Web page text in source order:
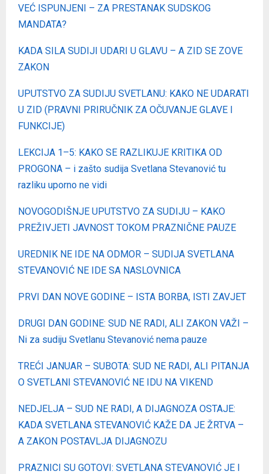
VEĆ ISPUNJENI – ZA PRESTANAK SUDSKOG
MANDATA?
KADA SILA SUDIJI UDARI U GLAVU – A ZID SE ZOVE
ZAKON
UPUTSTVO ZA SUDIJU SVETLANU: KAKO NE UDARATI
U ZID (PRAVNI PRIRUČNIK ZA OČUVANJE GLAVE I
FUNKCIJE)
LEKCIJA 1–5: KAKO SE RAZLIKUJE KRITIKA OD
PROGONA – i zašto sudija Svetlana Stevanović tu
razliku uporno ne vidi
NOVOGODIŠNJE UPUTSTVO ZA SUDIJU – KAKO
PREŽIVJETI JAVNOST TOKOM PRAZNIČNE PAUZE
UREDNIK NE IDE NA ODMOR – SUDIJA SVETLANA
STEVANOVIĆ NE IDE SA NASLOVNICA
PRVI DAN NOVE GODINE – ISTA BORBA, ISTI ZAVJET
DRUGI DAN GODINE: SUD NE RADI, ALI ZAKON VAŽI –
Ni za sudiju Svetlanu Stevanović nema pauze
TREĆI JANUAR – SUBOTA: SUD NE RADI, ALI PITANJA
O SVETLANI STEVANOVIĆ NE IDU NA VIKEND
NEDJELJA – SUD NE RADI, A DIJAGNOZA OSTAJЕ:
KADA SVETLANA STEVANOVIĆ KAŽE DA JE ŽRTVA –
A ZAKON POSTAVLJA DIJAGNOZU
PRAZNICI SU GOTOVI: SVETLANA STEVANOVIĆ JE I